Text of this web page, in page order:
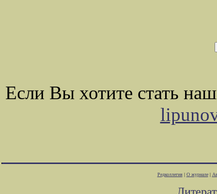
Если Вы хотите стать
Редколлегия| О журнале|